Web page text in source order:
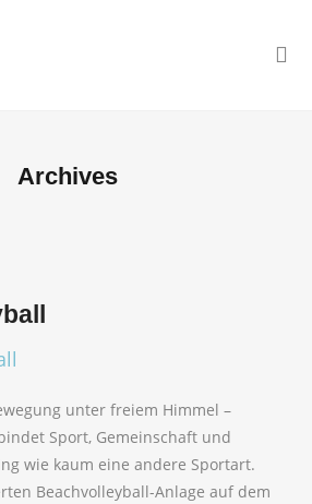
Archives
unter freiem Himmel –
Sport, Gemeinschaft und
wie kaum eine andere Sportart.
Beachvolleyball-Anlage auf dem